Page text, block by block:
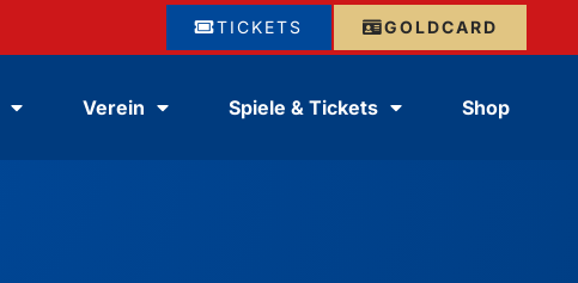
GOLDCARD
TICKETS
Verein Spiele & Tickets Shop